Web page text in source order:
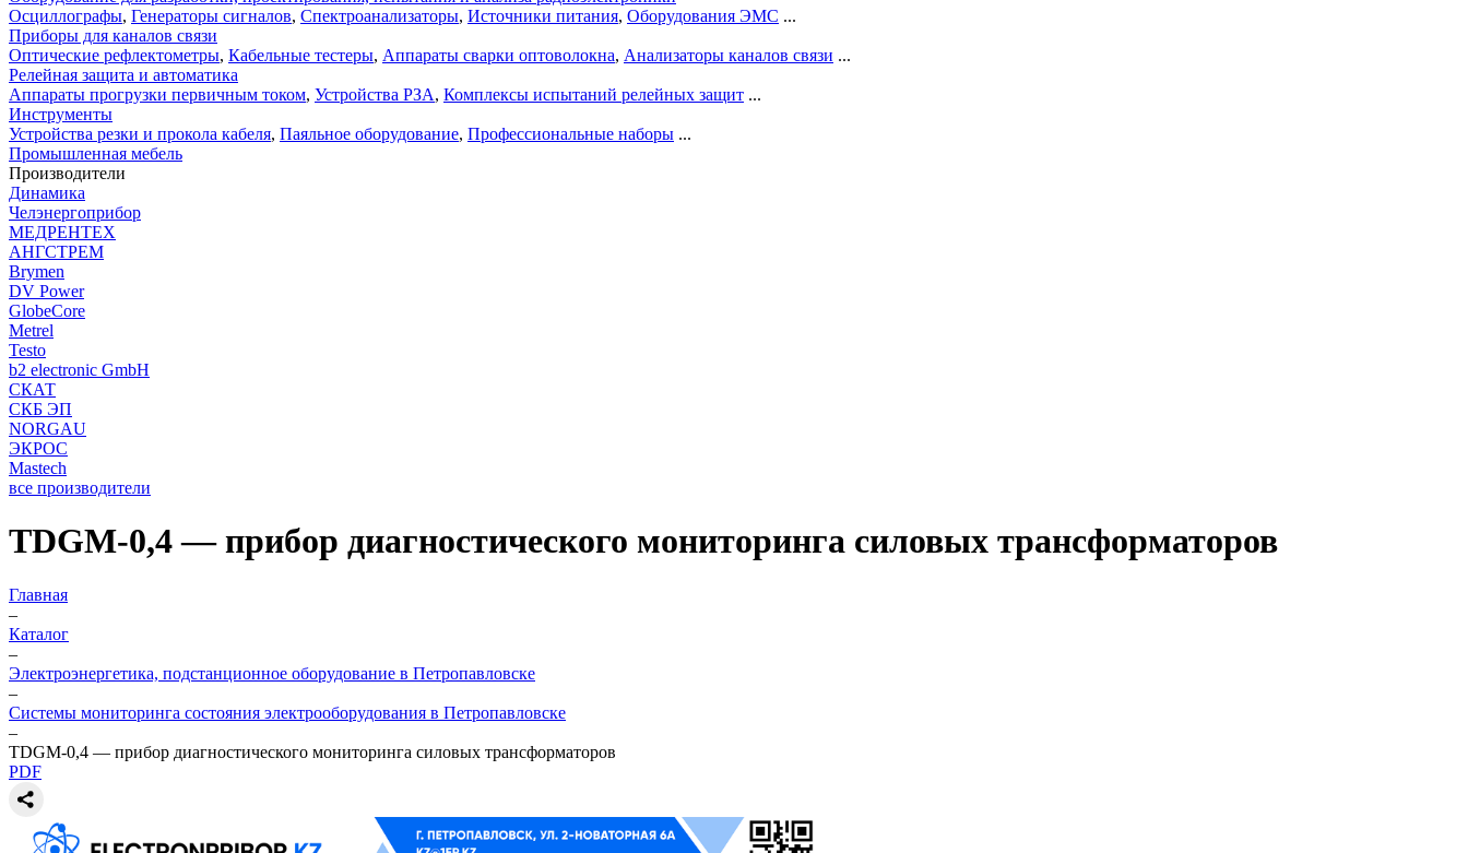
Осциллографы, Генераторы сигналов, Спектроанализаторы, Источники питания, Оборудования ЭМС ...
Приборы для каналов связи
Оптические рефлектометры, Кабельные тестеры, Аппараты сварки оптоволокна, Анализаторы каналов связи ...
Релейная защита и автоматика
Аппараты прогрузки первичным током, Устройства РЗА, Комплексы испытаний релейных защит ...
Инструменты
Устройства резки и прокола кабеля, Паяльное оборудование, Профессиональные наборы ...
Промышленная мебель
Производители
Динамика
Челэнергоприбор
МЕДРЕНТЕХ
АНГСТРЕМ
Brymen
DV Power
GlobeCore
Metrel
Testo
b2 electronic GmbH
СКАТ
СКБ ЭП
NORGAU
ЭКРОС
Mastech
все производители
TDGM-0,4 — прибор диагностического мониторинга силовых трансформаторов
Главная
–
Каталог
–
Электроэнергетика, подстанционное оборудование в Петропавловске
–
Системы мониторинга состояния электрооборудования в Петропавловске
–
TDGM-0,4 — прибор диагностического мониторинга силовых трансформаторов
PDF